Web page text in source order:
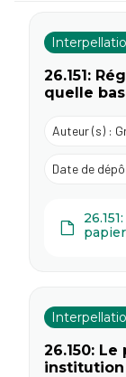
26.151:
quelle
Auteur (s) :
Date de
26.150: